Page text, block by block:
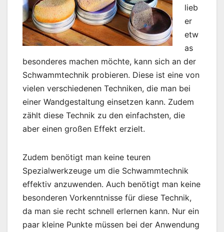
lieb
er
etw
as
besonderes machen möchte, kann sich an der
Schwammtechnik probieren. Diese ist eine von
vielen verschiedenen Techniken, die man bei
einer Wandgestaltung einsetzen kann. Zudem
zählt diese Technik zu den einfachsten, die
aber einen großen Effekt erzielt.
Zudem benötigt man keine teuren
Spezialwerkzeuge um die Schwammtechnik
effektiv anzuwenden. Auch benötigt man keine
besonderen Vorkenntnisse für diese Technik,
da man sie recht schnell erlernen kann. Nur ein
paar kleine Punkte müssen bei der Anwendung